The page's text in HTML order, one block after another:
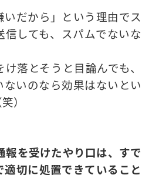
いだから」という理由でス
しても、スパムでないな
落とそうと目論んでも、
いのなら効果はないとい
）
を受けたやり口は、すで
切に処置できていること